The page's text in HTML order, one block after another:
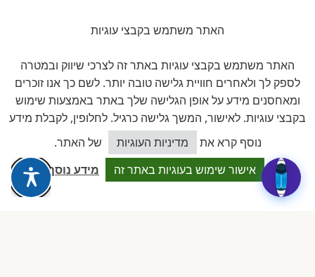
דירוג 5 ★ מתוך 5
★★★★★על בסיס 11 ביקורות מאומתות
לכל הביקורות ב-Google
האתר משתמש בקבצי עוגיות
האתר משתמש בקבצי עוגיות באתר זה לצרכי שיווק ובמטרה
לספק לך ולאחרים חוויית גלישה טובה יותר. לשם כך אנו זוכרים
ומאחסנים מידע על אופן הגלישה שלך באתר באמצעות שימוש
בקבצי עוגיות. לאישור, המשך גלישה כרגיל. לחלופין, לקבלת מידע
נוסף קרא את
מדיניות העוגיות
של האתר.
אישור שימוש בעוגיות באתר זה
מידע נוסף